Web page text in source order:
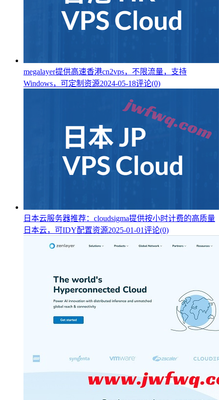
megalayer提供高速香港cn2vps，不限流量，支持
Windows，可定制资源2024-05-18评论(0)
日本云服务器推荐：cloudsigma提供按小时计费的高质量
日本云，可IDY配置资源2025-01-01评论(0)